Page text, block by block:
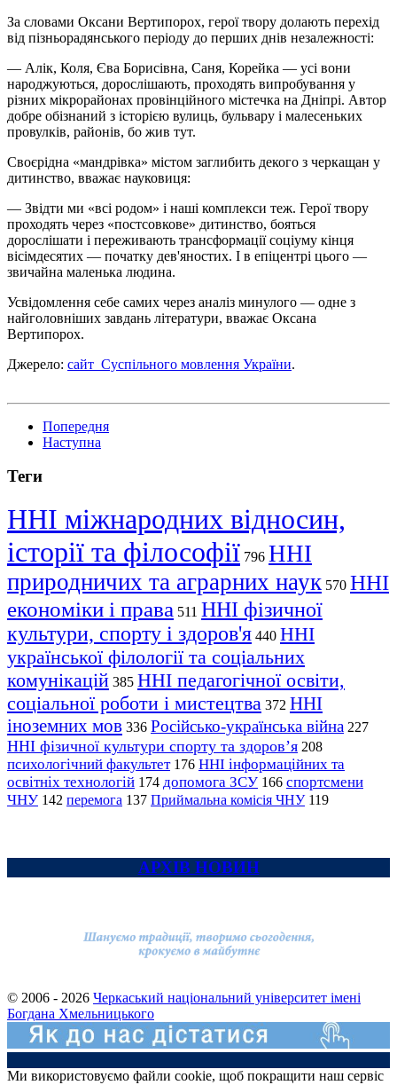
За словами Оксани Вертипорох, герої твору долають перехід
від пізньорадянського періоду до перших днів незалежності:
— Алік, Коля, Єва Борисівна, Саня, Корейка — усі вони
народжуються, дорослішають, проходять випробування у
різних мікрорайонах провінційного містечка на Дніпрі. Автор
добре обізнаний з історією вулиць, бульвару і малесеньких
провулків, районів, бо жив тут.
Своєрідна «мандрівка» містом заглибить декого з черкащан у
дитинство, вважає науковиця:
— Звідти ми «всі родом» і наші комплекси теж. Герої твору
проходять через «постсовкове» дитинство, бояться
дорослішати і переживають трансформації соціуму кінця
вісімдесятих — початку дев'яностих. І в епіцентрі цього —
звичайна маленька людина.
Усвідомлення себе самих через аналіз минулого — одне з
найголовніших завдань літератури, вважає Оксана
Вертипорох.
Джерело: сайт Суспільного мовлення України.
Попередня
Наступна
Теги
ННІ міжнародних відносин,
історії та філософії 796 ННІ
природничих та аграрних наук 570 ННІ
економіки і права 511 ННІ фізичної
культури, спорту і здоров'я 440 ННІ
української філології та соціальних
комунікацій 385 ННІ педагогічної освіти,
соціальної роботи і мистецтва 372 ННІ
іноземних мов 336 Російсько-українська війна 227
ННІ фізичної культури спорту та здоров’я 208
психологічний факультет 176 ННІ інформаційних та
освітніх технологій 174 допомога ЗСУ 166 спортсмени
ЧНУ 142 перемога 137 Приймальна комісія ЧНУ 119
АРХІВ НОВИН
© 2006 - 2026 Черкаський національний університет імені
Богдана Хмельницького
Ми використовуємо файли cookie, щоб покращити наш сервіс